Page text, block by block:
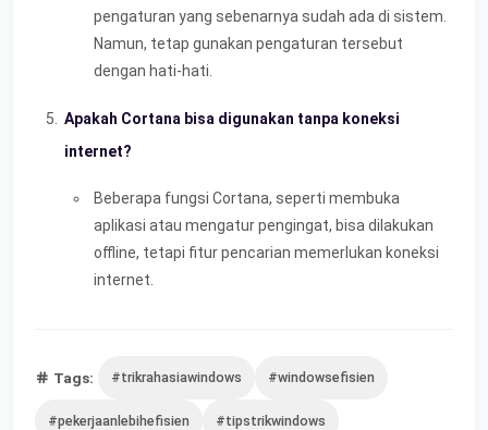
pengaturan yang sebenarnya sudah ada di sistem.
Namun, tetap gunakan pengaturan tersebut
dengan hati-hati.
Apakah Cortana bisa digunakan tanpa koneksi
internet?
Beberapa fungsi Cortana, seperti membuka
aplikasi atau mengatur pengingat, bisa dilakukan
offline, tetapi fitur pencarian memerlukan koneksi
internet.
Tags: #trikrahasiawindows #windowsefisien
#pekerjaanlebihefisien #tipstrikwindows